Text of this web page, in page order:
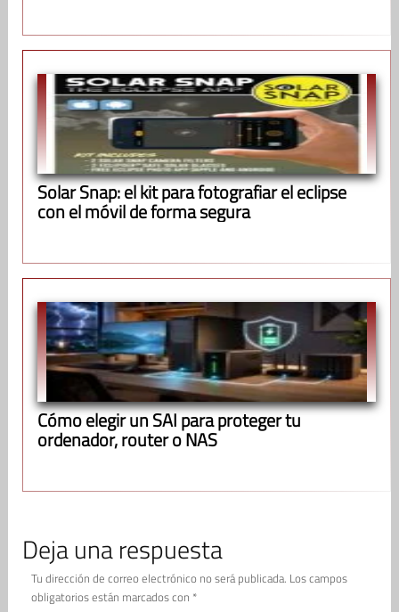
Solar Snap: el kit para fotografiar el eclipse
con el móvil de forma segura
Cómo elegir un SAI para proteger tu
ordenador, router o NAS
Deja una respuesta
Tu dirección de correo electrónico no será publicada. Los campos
obligatorios están marcados con *